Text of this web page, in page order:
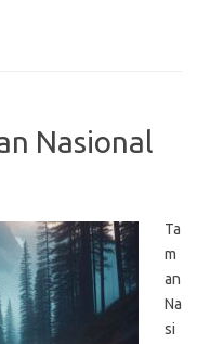
Nasional
Ta
m
an
Na
si